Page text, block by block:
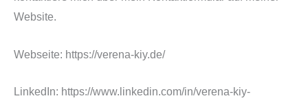
Website.
Webseite: https://verena-kiy.de/
LinkedIn: https://www.linkedin.com/in/verena-kiy-